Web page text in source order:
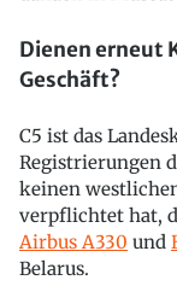
Dienen erneut
Geschäft?
C5 ist das
Registrierungen
keinen
verpflichtet hat,
Airbus A330 und
Belarus.